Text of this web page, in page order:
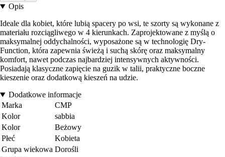
Opis
Ideale dla kobiet, które lubią spacery po wsi, te szorty są wykonane z
materiału rozciągliwego w 4 kierunkach. Zaprojektowane z myślą o
maksymalnej oddychalności, wyposażone są w technologię Dry-
Function, która zapewnia świeżą i suchą skórę oraz maksymalny
komfort, nawet podczas najbardziej intensywnych aktywności.
Posiadają klasyczne zapięcie na guzik w talii, praktyczne boczne
kieszenie oraz dodatkową kieszeń na udzie.
Dodatkowe informacje
Marka
CMP
Kolor
sabbia
Kolor
Beżowy
Płeć
Kobieta
Grupa wiekowa Dorośli